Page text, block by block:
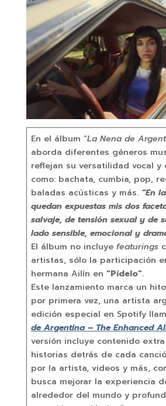
En el álbum “La Nena de
aborda diferentes géneros
reflejan su versatilidad vocal y
como: bachata, cumbia, pop,
baladas acústicas y más. “En
quedan expuestas mis dos
salvaje, de tensión sexual y de
lado sensible, emocional y
El álbum no incluye featurings
artistas, sólo la participación
hermana Ailín en “Pídelo”.
Este lanzamiento marca un
por primera vez, una artista
edición especial en Spotify
de Argentina – The Enhanced
versión incluye contenido
historias detrás de cada
por la artista, videos y más,
busca mejorar la experiencia
alrededor del mundo y